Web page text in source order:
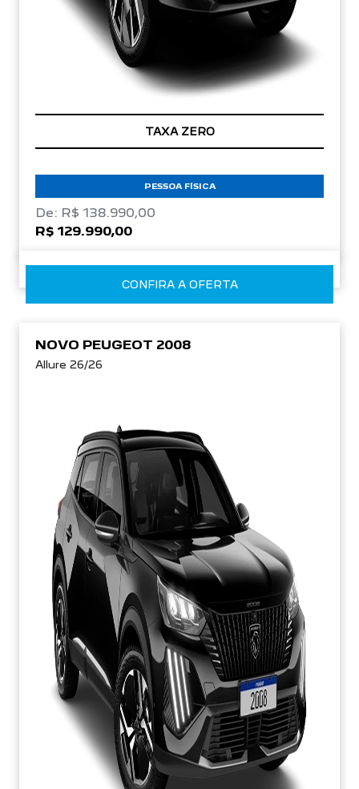
TAXA ZERO
PESSOA FÍSICA
De: R$ 138.990,00
R$ 129.990,00
CONFIRA A OFERTA
NOVO PEUGEOT 2008
Allure 26/26